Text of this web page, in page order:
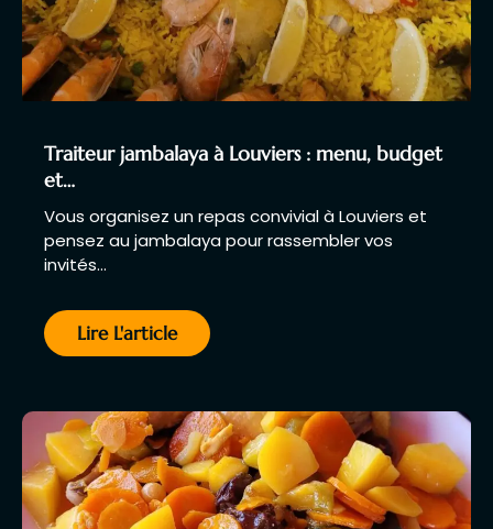
Traiteur jambalaya à Louviers : menu, budget
et…
Vous organisez un repas convivial à Louviers et
pensez au jambalaya pour rassembler vos
invités…
Lire L'article